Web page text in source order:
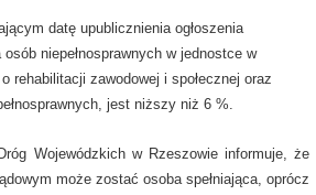
datę upublicznienia ogłoszenia
niepełnosprawnych w jednostce w
rehabilitacji zawodowej i społecznej oraz
jest niższy niż 6 %.
Wojewódzkich w Rzeszowie informuje, że
może zostać osoba spełniająca, oprócz